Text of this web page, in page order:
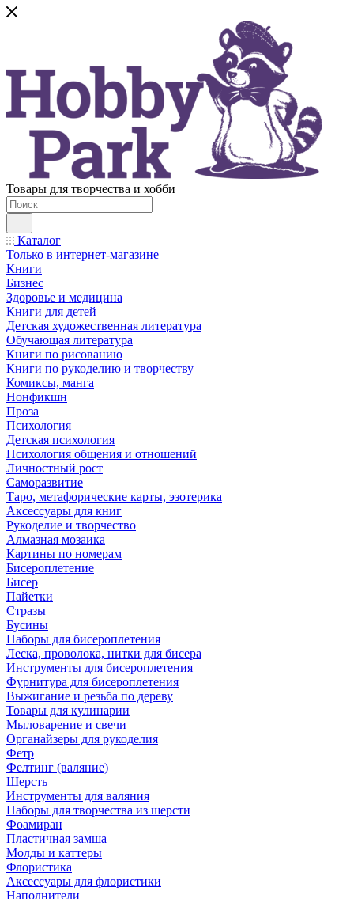
Товары для творчества и хобби
Каталог
Только в интернет-магазине
Книги
Бизнес
Здоровье и медицина
Книги для детей
Детская художественная литература
Обучающая литература
Книги по рисованию
Книги по рукоделию и творчеству
Комиксы, манга
Нонфикшн
Проза
Психология
Детская психология
Психология общения и отношений
Личностный рост
Саморазвитие
Таро, метафорические карты, эзотерика
Аксессуары для книг
Рукоделие и творчество
Алмазная мозаика
Картины по номерам
Бисероплетение
Бисер
Пайетки
Стразы
Бусины
Наборы для бисероплетения
Леска, проволока, нитки для бисера
Инструменты для бисероплетения
Фурнитура для бисероплетения
Выжигание и резьба по дереву
Товары для кулинарии
Мыловарение и свечи
Органайзеры для рукоделия
Фетр
Фелтинг (валяние)
Шерсть
Инструменты для валяния
Наборы для творчества из шерсти
Фоамиран
Пластичная замша
Молды и каттеры
Флористика
Аксессуары для флористики
Наполнители